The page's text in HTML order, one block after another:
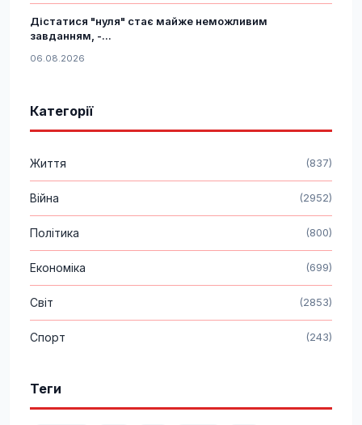
Дістатися "нуля" стає майже неможливим
завданням, -...
06.08.2026
Категорії
Життя (837)
Війна (2952)
Політика (800)
Економіка (699)
Світ (2853)
Спорт (243)
Теги